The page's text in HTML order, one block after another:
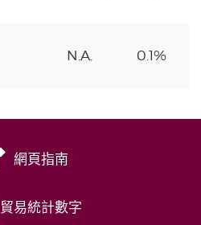
N.A. 0.1%
網頁指南
貿易統計數字